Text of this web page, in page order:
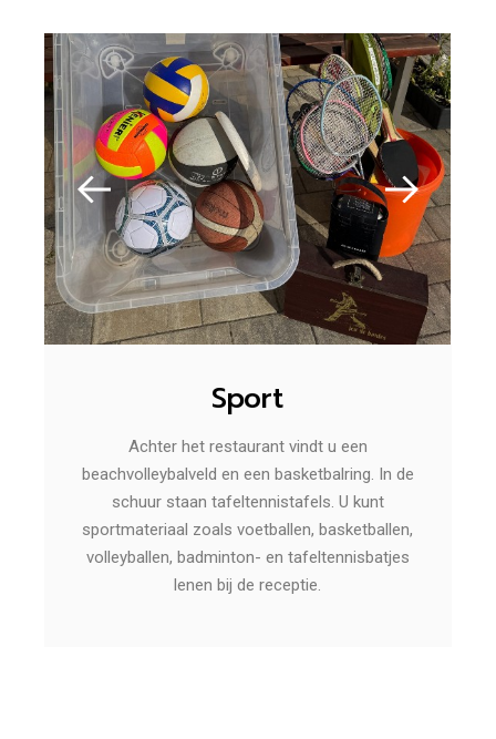
Sport
Achter het restaurant vindt u een
beachvolleybalveld en een basketbalring. In de
schuur staan tafeltennistafels. U kunt
sportmateriaal zoals voetballen, basketballen,
volleyballen, badminton- en tafeltennisbatjes
lenen bij de receptie.